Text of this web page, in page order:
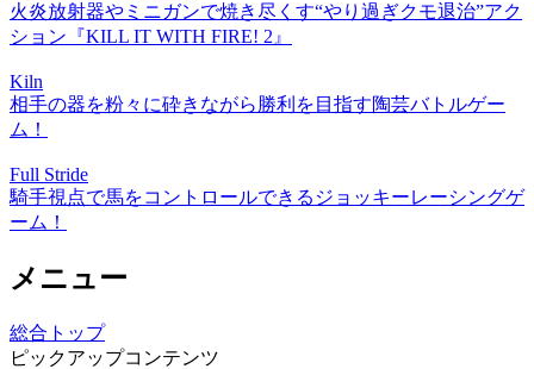
火炎放射器やミニガンで焼き尽くす“やり過ぎクモ退治”アク
ション『KILL IT WITH FIRE! 2』
Kiln
相手の器を粉々に砕きながら勝利を目指す陶芸バトルゲー
ム！
Full Stride
騎手視点で馬をコントロールできるジョッキーレーシングゲ
ーム！
メニュー
総合トップ
ピックアップコンテンツ